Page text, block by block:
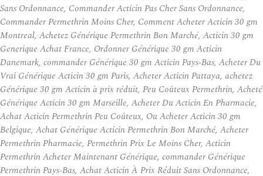
Sans Ordonnance, Commander Acticin Pas Cher Sans Ordonnance,
Commander Permethrin Moins Cher, Comment Acheter Acticin 30 gm
Montreal, Achetez Générique Permethrin Bon Marché, Acticin 30 gm
Generique Achat France, Ordonner Générique 30 gm Acticin
Danemark, commander Générique 30 gm Acticin Pays-Bas, Acheter Du
Vrai Générique Acticin 30 gm Paris, Acheter Acticin Pattaya, achetez
Générique 30 gm Acticin à prix réduit, Peu Coûteux Permethrin, Acheté
Générique Acticin 30 gm Marseille, Acheter Du Acticin En Pharmacie,
Achat Acticin Permethrin Peu Coûteux, Ou Acheter Acticin 30 gm
Belgique, Achat Générique Acticin Permethrin Bon Marché, Acheter
Permethrin Pharmacie, Permethrin Prix Le Moins Cher, Acticin
Permethrin Acheter Maintenant Générique, commander Générique
Permethrin Pays-Bas, Achat Acticin À Prix Réduit Sans Ordonnance,